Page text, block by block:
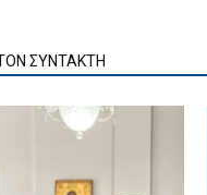
ΣΥΝΤΑΚΤΗ